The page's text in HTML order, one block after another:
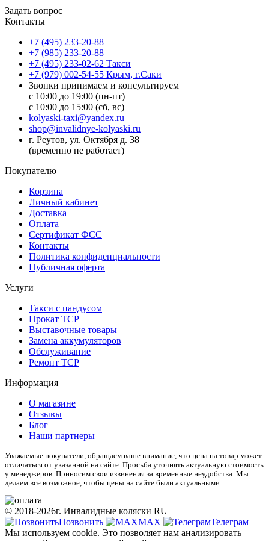
Задать вопрос
Контакты
+7 (495) 233-20-88
+7 (985) 233-20-88
+7 (495) 233-02-62 Такси
+7 (979) 002-54-55 Крым, г.Саки
Звонки принимаем и консультируем
с 10:00 до 19:00 (пн-пт)
с 10:00 до 15:00 (сб, вс)
kolyaski-taxi@yandex.ru
shop@invalidnye-kolyaski.ru
г. Реутов, ул. Октября д. 38
(временно не работает)
Покупателю
Корзина
Личный кабинет
Доставка
Оплата
Сертификат ФСС
Контакты
Политика конфиденциальности
Публичная оферта
Услуги
Такси с пандусом
Прокат ТСР
Выставочные товары
Замена аккумуляторов
Обслуживание
Ремонт ТСР
Информация
О магазине
Отзывы
Блог
Наши партнеры
Уважаемые покупатели, обращаем ваше внимание, что цена на товар может
отличаться от указанной на сайте. Просьба уточнять актуальную стоимость
у менеджеров. Приносим свои извинения за временные неудобства. Мы
делаем все возможное, чтобы цены на сайте были актуальными.
© 2018-2026г. Инвалидные коляски RU
Позвонить
МАХ
Телеграм
Мы используем cookie. Это позволяет нам анализировать